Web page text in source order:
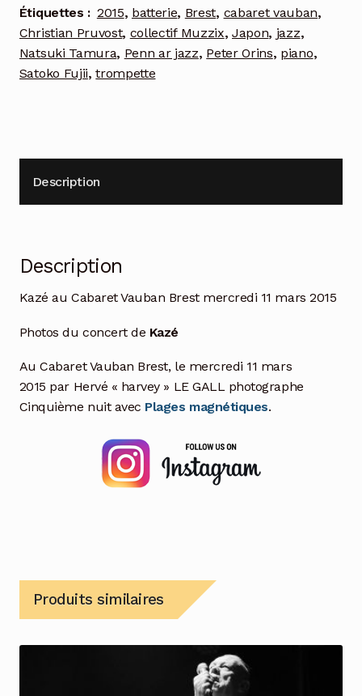
Étiquettes : 2015, batterie, Brest, cabaret vauban,
Christian Pruvost, collectif Muzzix,Japon, jazz,
Natsuki Tamura, Penn ar jazz, Peter Orins, piano,
Satoko Fujii,trompette
Description
Description
Kazé au Cabaret Vauban Brest mercredi 11 mars 2015
Photos du concert de Kazé
Au Cabaret Vauban Brest, le mercredi 11 mars
2015 par Hervé « harvey » LE GALL photographe
Cinquième nuit avec Plages magnétiques.
Produits similaires